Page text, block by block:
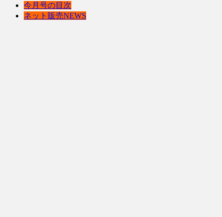
今月号の目次
ネット販売NEWS